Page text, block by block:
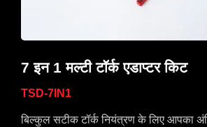
7 इन 1 मल्टी टॉर्क एडाप्टर किट
TSD-7IN1
बिल्कुल सटीक टॉर्क नियंत्रण के लिए आपका